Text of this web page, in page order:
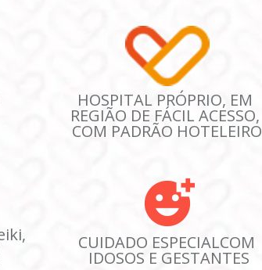
HOSPITAL PRÓPRIO, EM
REGIÃO DE FÁCIL ACESSO,
COM PADRÃO HOTELEIRO
CUIDADO ESPECIALCOM
IDOSOS E GESTANTES